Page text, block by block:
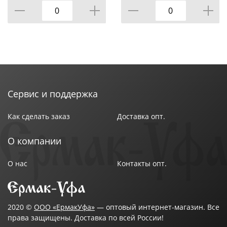
Сервис и поддержка
Как сделать заказ Доставка опт.
О компании
О нас Контакты опт.
2020 © ООО «ЕрмакУфа» — оптовый интернет-магазин. Все
права защищены. Доставка по всей России!